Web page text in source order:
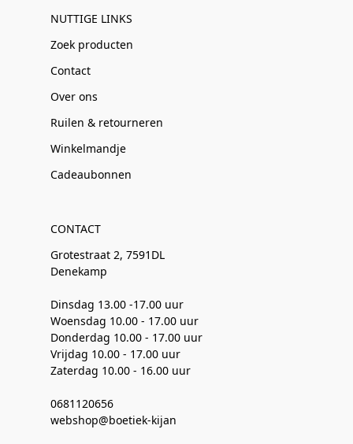
NUTTIGE LINKS
Zoek producten
Contact
Over ons
Ruilen & retourneren
Winkelmandje
Cadeaubonnen
CONTACT
Grotestraat 2, 7591DL
Denekamp
Dinsdag 13.00 -17.00 uur
Woensdag 10.00 - 17.00 uur
Donderdag 10.00 - 17.00 uur
Vrijdag 10.00 - 17.00 uur
Zaterdag 10.00 - 16.00 uur
0681120656
webshop@boetiek-kijan